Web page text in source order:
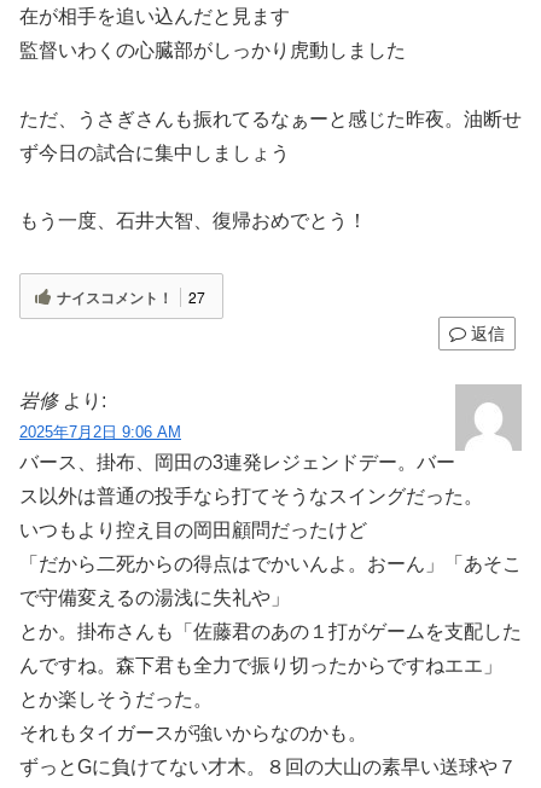
在が相手を追い込んだと見ます
監督いわくの心臓部がしっかり虎動しました
ただ、うさぎさんも振れてるなぁーと感じた昨夜。油断せ
ず今日の試合に集中しましょう
もう一度、石井大智、復帰おめでとう！
ナイスコメント！ 27
返信
岩修 より:
2025年7月2日 9:06 AM
バース、掛布、岡田の3連発レジェンドデー。バー
ス以外は普通の投手なら打てそうなスイングだった。
いつもより控え目の岡田顧問だったけど
「だから二死からの得点はでかいんよ。おーん」「あそこ
で守備変えるの湯浅に失礼や」
とか。掛布さんも「佐藤君のあの１打がゲームを支配した
んですね。森下君も全力で振り切ったからですねエエ」
とか楽しそうだった。
それもタイガースが強いからなのかも。
ずっとGに負けてない才木。８回の大山の素早い送球や７